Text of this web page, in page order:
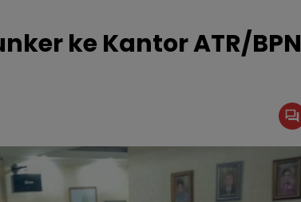
ke Kantor ATR/BPN